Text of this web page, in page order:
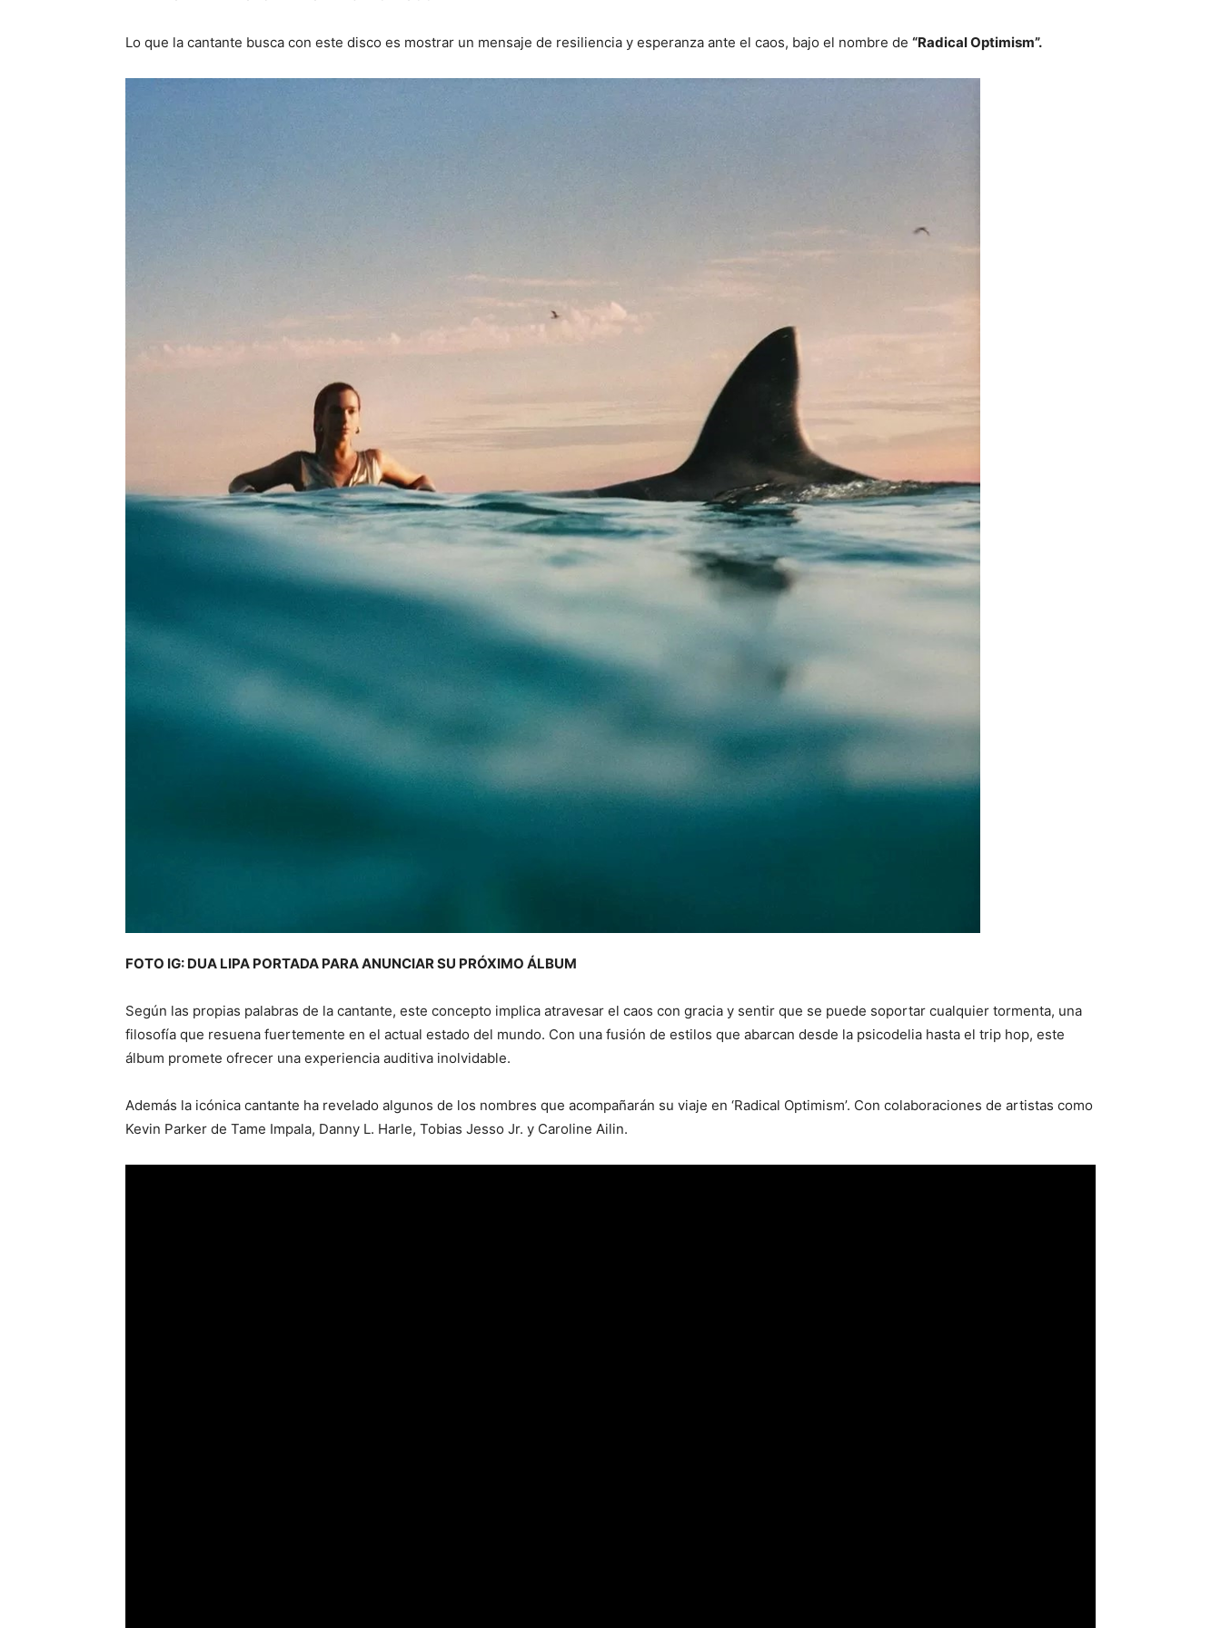
Lo que la cantante busca con este disco es mostrar un mensaje de resiliencia y esperanza ante el caos, bajo el nombre de “Radical Optimism”.
FOTO IG: DUA LIPA PORTADA PARA ANUNCIAR SU PRÓXIMO ÁLBUM
Según las propias palabras de la cantante, este concepto implica atravesar el caos con gracia y sentir que se puede soportar cualquier tormenta, una
filosofía que resuena fuertemente en el actual estado del mundo. Con una fusión de estilos que abarcan desde la psicodelia hasta el trip hop, este
álbum promete ofrecer una experiencia auditiva inolvidable.
Además la icónica cantante ha revelado algunos de los nombres que acompañarán su viaje en ‘Radical Optimism’. Con colaboraciones de artistas como
Kevin Parker de Tame Impala, Danny L. Harle, Tobias Jesso Jr. y Caroline Ailin.